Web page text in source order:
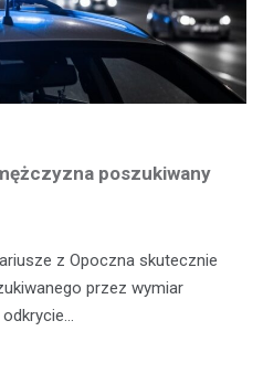
poszukiwany
z Opoczna skutecznie
przez wymiar